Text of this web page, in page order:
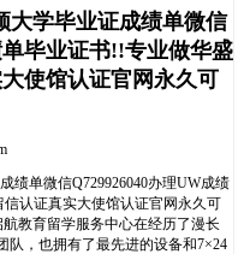
大学毕业证成绩单微信
毕业证书!!专业做华盛
使馆认证官网永久可
绩单微信Q729926040办理UW成绩
认证真实大使馆认证官网永久可
航教育留学服务中心在经历了漫长
队，也拥有了最先进的设备和7×24